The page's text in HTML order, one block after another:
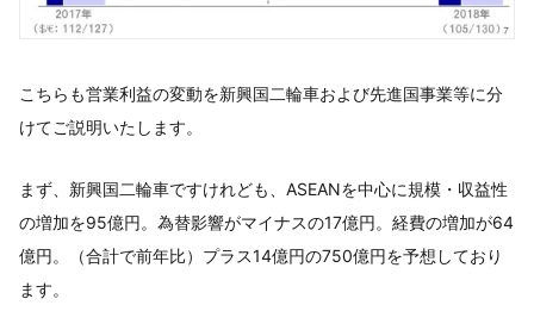
こちらも営業利益の変動を新興国二輪車および先進国事業等に分
けてご説明いたします。
まず、新興国二輪車ですけれども、ASEANを中心に規模・収益性
の増加を95億円。為替影響がマイナスの17億円。経費の増加が64
億円。（合計で前年比）プラス14億円の750億円を予想しており
ます。